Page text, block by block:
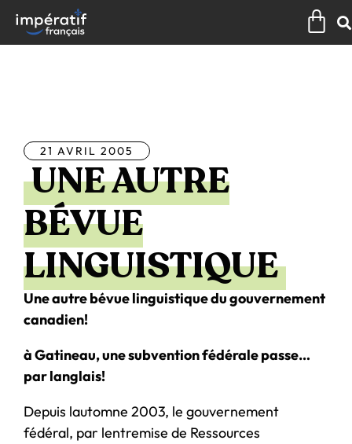
contenu
21 AVRIL 2005
UNE AUTRE
BÉVUE
LINGUISTIQUE
Une autre bévue linguistique du gouvernement
canadien!
à Gatineau, une subvention fédérale passe…
par langlais!
Depuis lautomne 2003, le gouvernement
fédéral, par lentremise de Ressources